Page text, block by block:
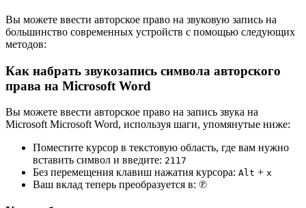
Вы можете ввести авторское право на звуковую запись на
большинство современных устройств с помощью следующих
методов:
Как набрать звукозапись символа авторского
права на Microsoft Word
Вы можете ввести авторское право на запись звука на
Microsoft Microsoft Word, используя шаги, упомянутые ниже:
Поместите курсор в текстовую область, где вам нужно
вставить символ и введите: 2117
Без перемещения клавиш нажатия курсора: Alt + x
Ваш вклад теперь преобразуется в: ℗